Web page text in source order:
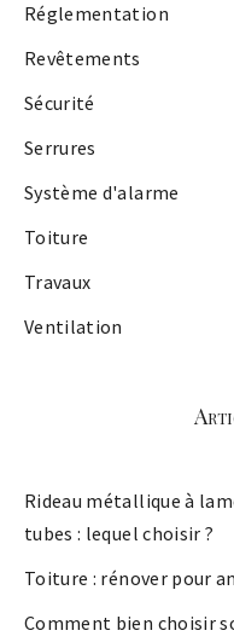
Réglementation
Revêtements
Sécurité
Serrures
Système d'alarme
Toiture
Travaux
Ventilation
Rideau métallique à
tubes : lequel choisir ?
Toiture : rénover pour
Comment bien choisir